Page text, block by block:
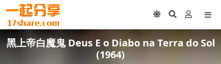
黑上帝白魔鬼 Deus E o Diabo na Terra do Sol
(1964)